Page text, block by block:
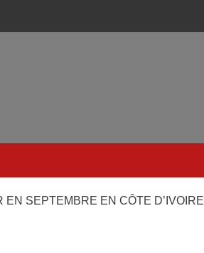
SEPTEMBRE EN CÔTE D’IVOIRE